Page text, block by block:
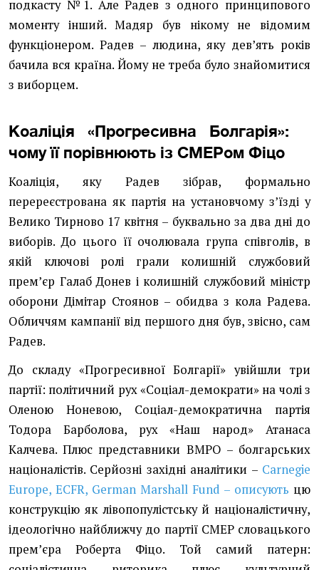
подкасту №1. Але Радев з одного принципового
моменту інший. Мадяр був нікому не відомим
функціонером. Радев – людина, яку девʼять років
бачила вся країна. Йому не треба було знайомитися
з виборцем.
Коаліція «Прогресивна Болгарія»:
чому її порівнюють із СМЕРом Фіцо
Коаліція, яку Радев зібрав, формально
перереєстрована як партія на установчому зʼїзді у
Велико Тирново 17 квітня – буквально за два дні до
виборів. До цього її очолювала група співголів, в
якій ключові ролі грали колишній службовий
премʼєр Галаб Донев і колишній службовий міністр
оборони Дімітар Стоянов – обидва з кола Радева.
Обличчям кампанії від першого дня був, звісно, сам
Радев.
До складу «Прогресивної Болгарії» увійшли три
партії: політичний рух «Соціал-демократи» на чолі з
Оленою Ноневою, Соціал-демократична партія
Тодора Барболова, рух «Наш народ» Атанаса
Калчева. Плюс представники ВМРО – болгарських
націоналістів. Серйозні західні аналітики – Carnegie
Europe, ECFR, German Marshall Fund – описують цю
конструкцію як лівопопулістську й націоналістичну,
ідеологічно найближчу до партії СМЕР словацького
премʼєра Роберта Фіцо. Той самий патерн: